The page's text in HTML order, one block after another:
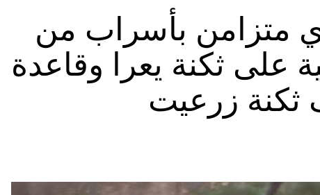
منشأة عسكرية تحمل اسم “عماد 4″، نسبة الى القائد العسكري في “الحزب” عماد مغنية الذي
متزامن بأسراب من
على ثكنة يعرا وقاعدة
زرعيت